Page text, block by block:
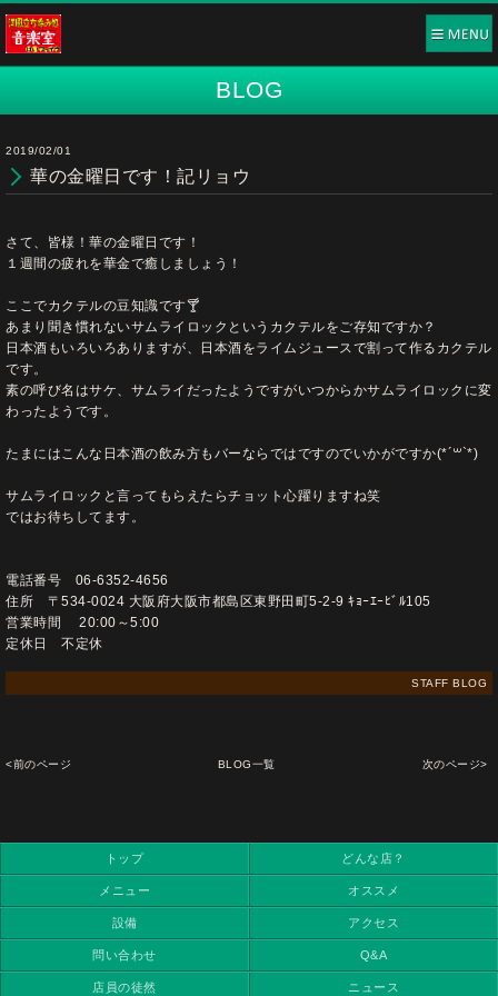
BLOG
2019/02/01
華の金曜日です！記リョウ
さて、皆様！華の金曜日です！
１週間の疲れを華金で癒しましょう！
ここでカクテルの豆知識です🍸
あまり聞き慣れないサムライロックというカクテルをご存知ですか？
日本酒もいろいろありますが、日本酒をライムジュースで割って作るカクテル
です。
素の呼び名はサケ、サムライだったようですがいつからかサムライロックに変
わったようです。
たまにはこんな日本酒の飲み方もバーならではですのでいかがですか(*´꒳`*)
サムライロックと言ってもらえたらチョット心躍りますね笑
ではお待ちしてます。
電話番号 06-6352-4656
住所 〒534-0024 大阪府大阪市都島区東野田町5-2-9 ｷｮｰｴｰﾋﾞﾙ105
営業時間 20:00～5:00
定休日 不定休
STAFF BLOG
<前のページ BLOG一覧 次のページ>
トップ どんな店？
メニュー オススメ
設備 アクセス
問い合わせ Q&A
店員の徒然 ニュース